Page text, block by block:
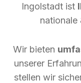
Ingolstadt ist
nationale
Wir bieten
unserer
stellen wir